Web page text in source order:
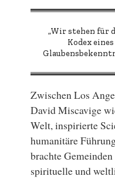
„Wir stehen für
Kodex
Zwischen Los
David Miscavige
Welt, inspirierte
humanitäre
brachte
spirituelle und